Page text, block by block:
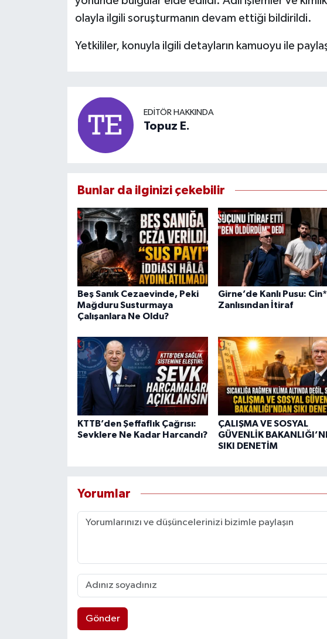
olayla ilgili soruşturmanın devam ettiği bildirildi.
Yetkililer, konuyla ilgili detayların kamuoyu ile
EDITÖR HAKKINDA
Topuz E.
Bunlar da ilginizi çekebilir
Beş Sanık Cezaevinde, Peki
Mağduru Susturmaya
Çalışanlara Ne Oldu?
Girne’de Kanlı Pusu:
Zanlısından İtiraf
KTTB’den Şeffaflık Çağrısı:
Sevklere Ne Kadar Harcandı?
ÇALIŞMA VE SOSYAL
GÜVENLİK
SIKI DENETİM
Yorumlar
Gönder